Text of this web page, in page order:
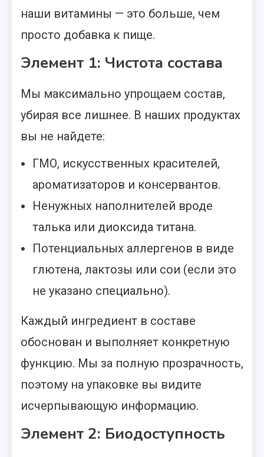
наши витамины — это больше, чем
просто добавка к пище.
Элемент 1: Чистота состава
Мы максимально упрощаем состав,
убирая все лишнее. В наших продуктах
вы не найдете:
ГМО, искусственных красителей,
ароматизаторов и консервантов.
Ненужных наполнителей вроде
талька или диоксида титана.
Потенциальных аллергенов в виде
глютена, лактозы или сои (если это
не указано специально).
Каждый ингредиент в составе
обоснован и выполняет конкретную
функцию. Мы за полную прозрачность,
поэтому на упаковке вы видите
исчерпывающую информацию.
Элемент 2: Биодоступность